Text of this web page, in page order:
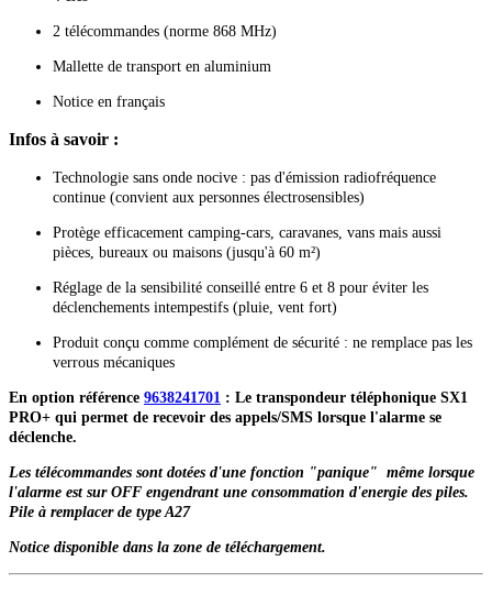
2 télécommandes (norme 868 MHz)
Mallette de transport en aluminium
Notice en français
Infos à savoir :
Technologie sans onde nocive : pas d'émission radiofréquence
continue (convient aux personnes électrosensibles)
Protège efficacement camping-cars, caravanes, vans mais aussi
pièces, bureaux ou maisons (jusqu'à 60 m²)
Réglage de la sensibilité conseillé entre 6 et 8 pour éviter les
déclenchements intempestifs (pluie, vent fort)
Produit conçu comme complément de sécurité : ne remplace pas les
verrous mécaniques
En option référence 9638241701 : Le transpondeur téléphonique SX1
PRO+ qui permet de recevoir des appels/SMS lorsque l'alarme se
déclenche.
Les télécommandes sont dotées d'une fonction "panique" même lorsque
l'alarme est sur OFF engendrant une consommation d'energie des piles.
Pile à remplacer de type A27
Notice disponible dans la zone de téléchargement.